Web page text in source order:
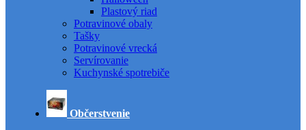
Plastový riad
Potravinové obaly
Tašky
Potravinové vrecká
Servírovanie
Kuchynské spotrebiče
Občerstvenie